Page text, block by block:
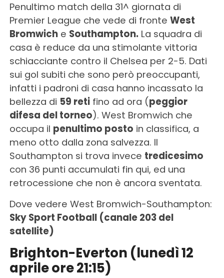
Penultimo match della 31^ giornata di
Premier League che vede di fronte West
Bromwiche Southampton. La squadra di
casa è reduce da una stimolante vittoria
schiacciante contro il Chelsea per 2-5. Dati
sui gol subiti che sono però preoccupanti,
infatti i padroni di casa hanno incassato la
bellezza di 59 retifino ad ora (peggior
difesa del torneo). West Bromwich che
occupa il penultimo posto in classifica, a
meno otto dalla zona salvezza. Il
Southampton si trova invece tredicesimo
con 36 punti accumulati fin qui, ed una
retrocessione che non è ancora sventata.
Dove vedere West Bromwich-Southampton:
Sky Sport Football (canale 203 del
satellite)
Brighton-Everton (lunedì 12
aprile ore 21:15)